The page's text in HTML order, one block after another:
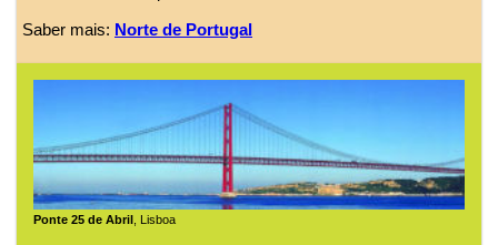
Saber mais: Norte de Portugal
Ponte 25 de Abril , Lisboa